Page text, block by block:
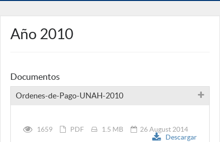
Año 2010
Documentos
Ordenes-de-Pago-UNAH-2010
1659 PDF 1.5 MB
26 August 2014
Descargar